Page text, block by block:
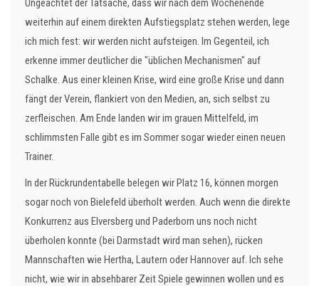
Ungeachtet der Tatsache, dass wir nach dem Wochenende
weiterhin auf einem direkten Aufstiegsplatz stehen werden, lege
ich mich fest: wir werden nicht aufsteigen. Im Gegenteil, ich
erkenne immer deutlicher die "üblichen Mechanismen" auf
Schalke. Aus einer kleinen Krise, wird eine große Krise und dann
fängt der Verein, flankiert von den Medien, an, sich selbst zu
zerfleischen. Am Ende landen wir im grauen Mittelfeld, im
schlimmsten Falle gibt es im Sommer sogar wieder einen neuen
Trainer.
In der Rückrundentabelle belegen wir Platz 16, können morgen
sogar noch von Bielefeld überholt werden. Auch wenn die direkte
Konkurrenz aus Elversberg und Paderborn uns noch nicht
überholen konnte (bei Darmstadt wird man sehen), rücken
Mannschaften wie Hertha, Lautern oder Hannover auf. Ich sehe
nicht, wie wir in absehbarer Zeit Spiele gewinnen wollen und es